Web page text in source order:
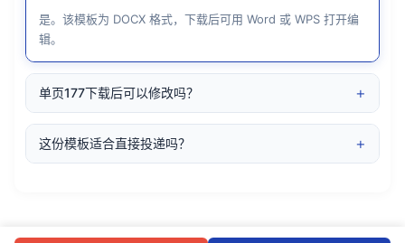
是。该模板为 DOCX 格式，下载后可用 Word 或 WPS 打开编
辑。
单页177下载后可以修改吗？ +
这份模板适合直接投递吗？ +